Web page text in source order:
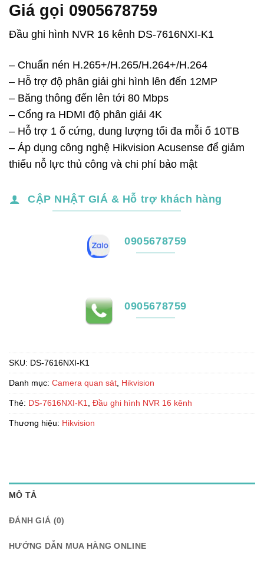
Giá gọi 0905678759
Đầu ghi hình NVR 16 kênh DS-7616NXI-K1
– Chuẩn nén H.265+/H.265/H.264+/H.264
– Hỗ trợ độ phân giải ghi hình lên đến 12MP
– Băng thông đến lên tới 80 Mbps
– Cổng ra HDMI độ phân giải 4K
– Hỗ trợ 1 ổ cứng, dung lượng tối đa mỗi ổ 10TB
– Áp dụng công nghệ Hikvision Acusense để giảm
thiểu nỗ lực thủ công và chi phí bảo mật
CẬP NHẬT GIÁ & Hỗ trợ khách hàng
0905678759
0905678759
SKU: DS-7616NXI-K1
Danh mục: Camera quan sát Hikvision
Thẻ: DS-7616NXI-K1 Đầu ghi hình NVR 16 kênh
Thương hiệu: Hikvision
MÔ TẢ
ĐÁNH GIÁ (0)
HƯỚNG DẪN MUA HÀNG ONLINE